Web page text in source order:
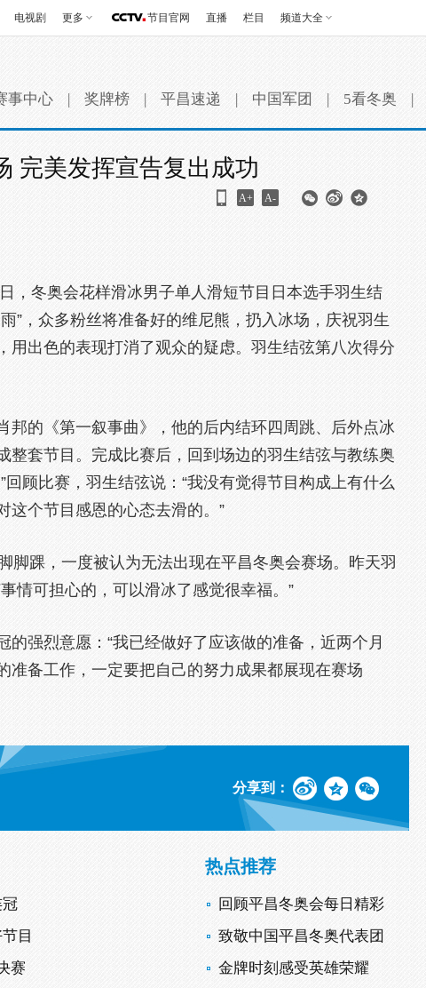
电视剧 更多 节目官网 直播 栏目 频道大全
事中心 | 奖牌榜 | 平昌速递 | 中国军团 | 5看冬奥 |
完美发挥宣告复出成功
A+ A-
，冬奥会花样滑冰男子单人滑短节目日本选手羽生结
”，众多粉丝将准备好的维尼熊，扔入冰场，庆祝羽生
用出色的表现打消了观众的疑虑。羽生结弦第八次得分
邦的《第一叙事曲》，他的后内结环四周跳、后外点冰
整套节目。完成比赛后，回到场边的羽生结弦与教练奥
顾比赛，羽生结弦说：“我没有觉得节目构成上有什么
这个节目感恩的心态去滑的。”
脚踝，一度被认为无法出现在平昌冬奥会赛场。昨天羽
情可担心的，可以滑冰了感觉很幸福。”
强烈意愿：“我已经做好了应该做的准备，近两个月
准备工作，一定要把自己的努力成果都展现在赛场
分享到：
目
赛
热点推荐
回顾平昌冬奥会每日精彩
致敬中国平昌冬奥代表团
金牌时刻感受英雄荣耀